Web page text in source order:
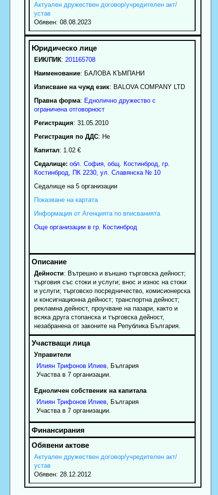
Актуален дружествен договор/учредителен акт/
устав
Обявен: 08.08.2023
ЕИК/ПИК: 201165708
Наименование: БАЛОВА КЪМПАНИ
Изписване на чужд език: BALOVA COMPANY LTD
Правна форма: Еднолично дружество с
ограничена отговорност
Регистрация: 31.05.2010
Регистрация по ДДС: Нe
Капитал: 1.02 €
Седалище: обл. София, общ. Костинброд гр.
Костинброд , ПК 2230, ул. Славянска № 10
Седалище на 5 организации
Показване на картата
Информация от Агенцията по вписванията
Още организации в гр. Костинброд
Дейности: Вътрешно и външно търговска дейност;
търговия със стоки и услуги; внос и износ на стоки
и услуги; търговско посредничество, комисионерска
и консигнационна дейност; транспортна дейност;
рекламна дейност, проучване на пазари, както и
всяка друга стопанска и търговска дейност,
незабранена от законите на Република България.
Управители
Илиян Трифонов Илиев, България
Участва в 7 организации.
Едноличен собственик на капитала
Илиян Трифонов Илиев, България
Участва в 7 организации.
Актуален дружествен договор/учредителен акт/
устав
Обявен: 28.12.2012